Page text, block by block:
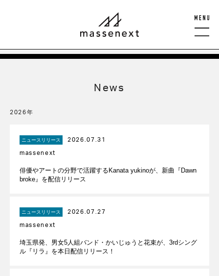
News
2026年
ニュースリリース
2026.07.31
massenext
俳優やアートの分野で活躍するKanata yukinoが、新曲『Dawn
broke』を配信リリース
ニュースリリース
2026.07.27
massenext
埼玉県発、男女5人組バンド・かいじゅうと花束が、3rdシング
ル『リラ』を本日配信リリース！